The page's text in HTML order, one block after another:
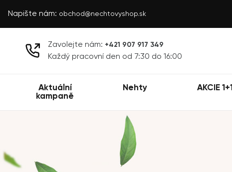
Napište nám: obchod@nechtovyshop.sk
Zavolejte nám: +421 907 917 349
Každý pracovní den od 7:30 do 16:00
Aktuální
kampaně
Nehty AKCIE 1+1